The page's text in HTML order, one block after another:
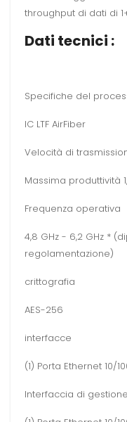
throughput di dati di
Dati tecnici :
Specifiche del
IC LTF AirFiber
Velocità di
Massima produttività
Frequenza operativa
4,8 GHz - 6,2 GHz *
regolamentazione)
crittografia
AES-256
interfacce
(1) Porta Ethernet 10/
Interfaccia di gestione